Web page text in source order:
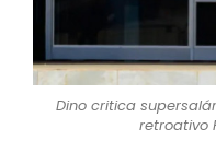
Dino critica
retroativo